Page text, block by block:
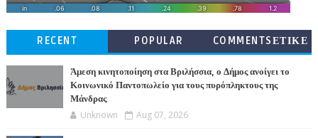
RECENT POPULAR
COMMENTSΕΤΙΚΕ
Άμεση κινητοποίηση στα Βριλήσσια, ο Δήμος ανοίγει το
Κοινωνικό Παντοπωλείο για τους πυρόπληκτους της
Μάνδρας
Unknown Aug 07, 2026